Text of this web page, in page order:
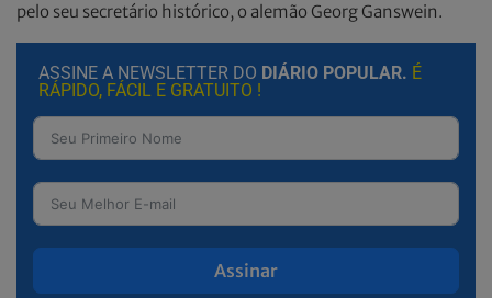
pelo seu secretário histórico, o alemão Georg Ganswein.
ASSINE A NEWSLETTER DO DIÁRIO POPULAR. É
RÁPIDO, FÁCIL E GRATUITO !
Assinar